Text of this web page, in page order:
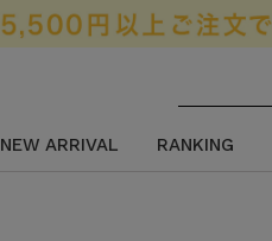
NEW ARRIVAL RANKING